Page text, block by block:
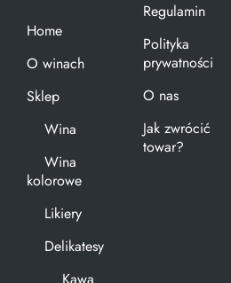
Home
O winach
Sklep
Wina
Wina
kolorowe
Likiery
Delikatesy
Regulamin
Polityka
prywatności
O nas
Jak zwrócić
towar?